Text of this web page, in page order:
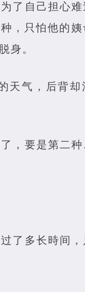
了自己担心难
，只怕他的姨
身。
天气，后背却
了，要是第二
了多长時间，